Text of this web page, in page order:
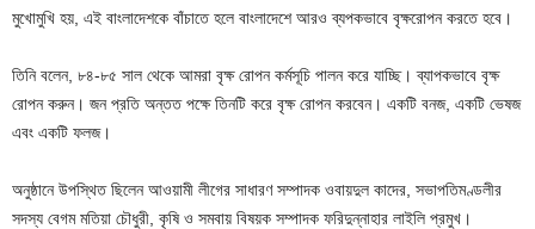
মুখোমুখি হয়, এই বাংলাদেশকে বাঁচাতে হলে বাংলাদেশে আরও ব্যপকভাবে বৃক্ষরোপন করতে হবে।
তিনি বলেন, ৮৪-৮৫ সাল থেকে আমরা বৃক্ষ রোপন কর্মসূচি পালন করে যাচ্ছি। ব্যাপকভাবে বৃক্ষ
রোপন করুন। জন প্রতি অন্তত পক্ষে তিনটি করে বৃক্ষ রোপন করবেন। একটি বনজ, একটি ভেষজ
এবং একটি ফলজ।
অনুষ্ঠানে উপস্থিত ছিলেন আওয়ামী লীগের সাধারণ সম্পাদক ওবায়দুল কাদের, সভাপতিমণ্ডলীর
সদস্য বেগম মতিয়া চৌধুরী, কৃষি ও সমবায় বিষয়ক সম্পাদক ফরিদুন্নাহার লাইলি প্রমুখ।